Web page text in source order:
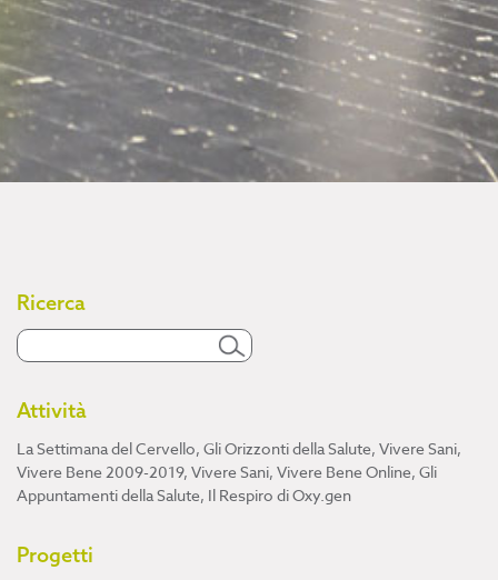
Ricerca
Attività
La Settimana del Cervello, Gli Orizzonti della Salute, Vivere Sani,
Vivere Bene 2009-2019, Vivere Sani, Vivere Bene Online, Gli
Appuntamenti della Salute, Il Respiro di Oxy.gen
Progetti